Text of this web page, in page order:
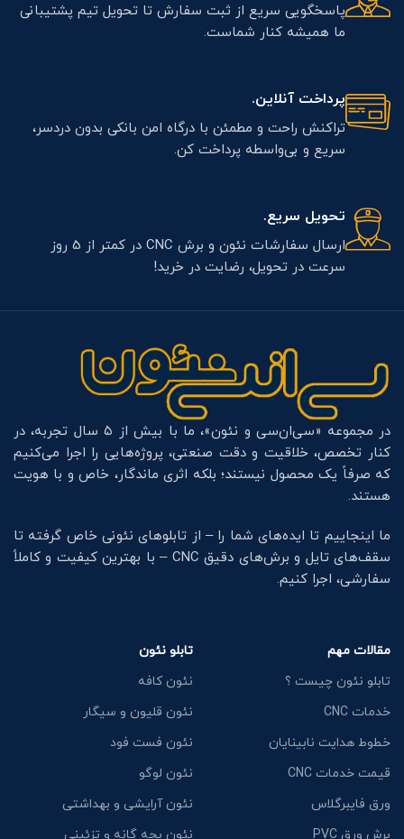
پاسخگویی سریع از ثبت سفارش تا تحویل تیم پشتیبانی
ما همیشه کنار شماست.
پرداخت آنلاین.
تراکنش راحت و مطمئن با درگاه امن بانکی بدون دردسر،
سریع و بی‌واسطه پرداخت کن.
تحویل سریع.
ارسال سفارشات نئون و برش CNC در کمتر از 5 روز
سرعت در تحویل، رضایت در خرید!
در مجموعه «سی‌ان‌سی و نئون»، ما با بیش از ۵ سال تجربه، در
کنار تخصص، خلاقیت و دقت صنعتی، پروژه‌هایی را اجرا می‌کنیم
که صرفاً یک محصول نیستند؛ بلکه اثری ماندگار، خاص و با هویت
هستند.
ما اینجاییم تا ایده‌های شما را – از تابلوهای نئونی خاص گرفته تا
سقف‌های تایل و برش‌های دقیق CNC – با بهترین کیفیت و کاملاً
سفارشی، اجرا کنیم.
مقالات مهم
تابلو نئون چیست ؟
خدمات CNC
خطوط هدایت نابینایان
قیمت خدمات CNC
ورق فایبرگلاس
برش ورق PVC
تابلو نئون
نئون کافه
نئون قلیون و سیگار
نئون فست فود
نئون لوگو
نئون آرایشی و بهداشتی
نئون بچه گانه و تزئینی